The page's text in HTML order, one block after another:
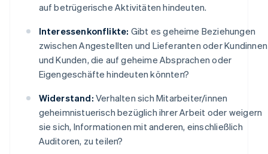
auf betrügerische Aktivitäten hindeuten.
Interessenkonflikte: Gibt es geheime Beziehungen
zwischen Angestellten und Lieferanten oder Kundinnen
und Kunden, die auf geheime Absprachen oder
Eigengeschäfte hindeuten könnten?
Widerstand: Verhalten sich Mitarbeiter/innen
geheimnistuerisch bezüglich ihrer Arbeit oder weigern
sie sich, Informationen mit anderen, einschließlich
Auditoren, zu teilen?